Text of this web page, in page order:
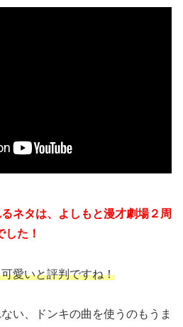
ネタは、よしもと漫才劇場２周
た！
愛いと評判ですね！
い、ドンキの曲を使うのもうま